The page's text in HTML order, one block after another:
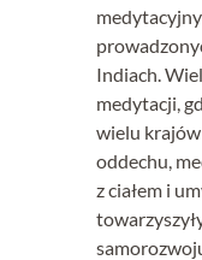
Indiach.
medytacji,
wielu krajów
oddechu,
z ciałem i